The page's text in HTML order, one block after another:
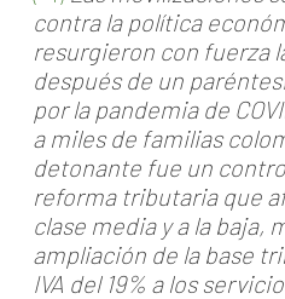
contra la política
resurgieron con fuerza
después de un
por la pandemia de
a miles de familias
detonante fue un
reforma tributaria que
clase media y a la baja,
ampliación de la base
IVA del 19% a los